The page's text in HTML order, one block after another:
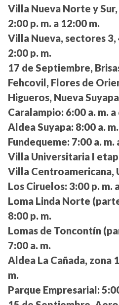
Villa Nueva Norte y
2:00 p. m. a 12:00 m.
Villa Nueva, sectores 3,
2:00 p. m.
17 de Septiembre,
Fehcovil, Flores de
Higueros, Nueva
Caralampio: 6:00 a. m.
Aldea Suyapa: 8:00 a.
Fundequeme: 7:00 a. m.
Villa Universitaria I
Villa Centroamericana,
Los Ciruelos: 3:00 p. m.
Loma Linda Norte
8:00 p. m.
Lomas de Toncontín
7:00 a. m.
Aldea La Cañada, zona
m.
Parque Empresarial: